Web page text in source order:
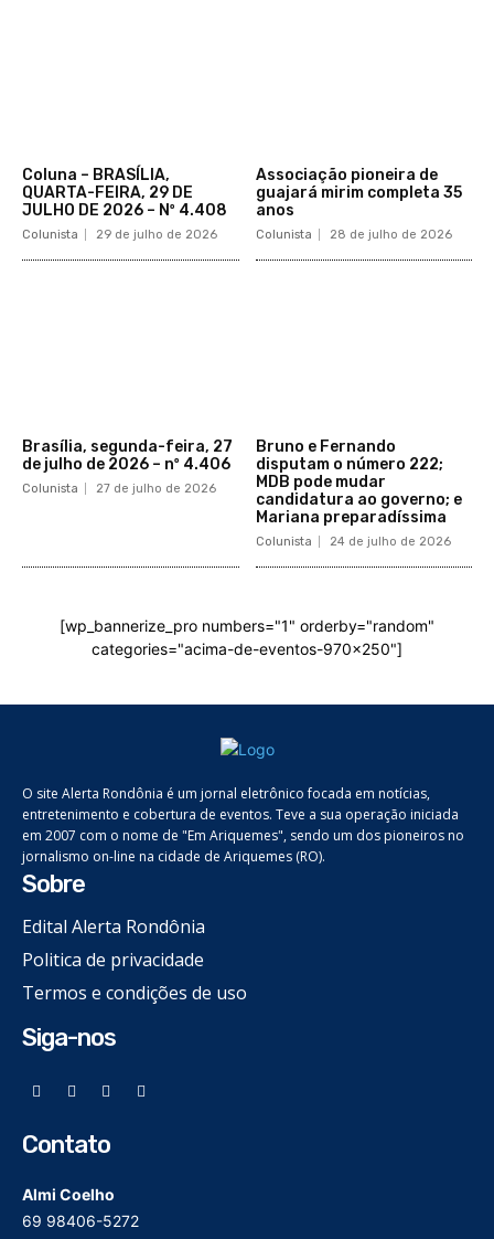
Coluna – BRASÍLIA,
QUARTA-FEIRA, 29 DE
JULHO DE 2026 – Nº 4.408
Colunista 29 de julho de 2026
Associação pioneira de
guajará mirim completa 35
anos
Colunista 28 de julho de 2026
Brasília, segunda-feira, 27
de julho de 2026 – nº 4.406
Colunista 27 de julho de 2026
Bruno e Fernando
disputam o número 222;
MDB pode mudar
candidatura ao governo; e
Mariana preparadíssima
Colunista 24 de julho de 2026
[wp_bannerize_pro numbers="1" orderby="random"
categories="acima-de-eventos-970x250"]
O site Alerta Rondônia é um jornal eletrônico focada em notícias,
entretenimento e cobertura de eventos. Teve a sua operação iniciada
em 2007 com o nome de "Em Ariquemes", sendo um dos pioneiros no
jornalismo on-line na cidade de Ariquemes (RO).
Sobre
Edital Alerta Rondônia
Politica de privacidade
Termos e condições de uso
Siga-nos
Contato
Almi Coelho
69 98406-5272